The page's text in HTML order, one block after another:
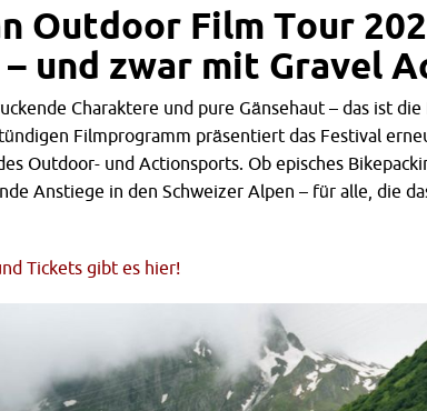
Outdoor Film Tour
und zwar mit Gravel
Charaktere und pure Gänsehaut – das ist
Filmprogramm präsentiert das Festival
Outdoor- und Actionsports. Ob episches
Anstiege in den Schweizer Alpen – für alle, die
Tickets gibt es hier!